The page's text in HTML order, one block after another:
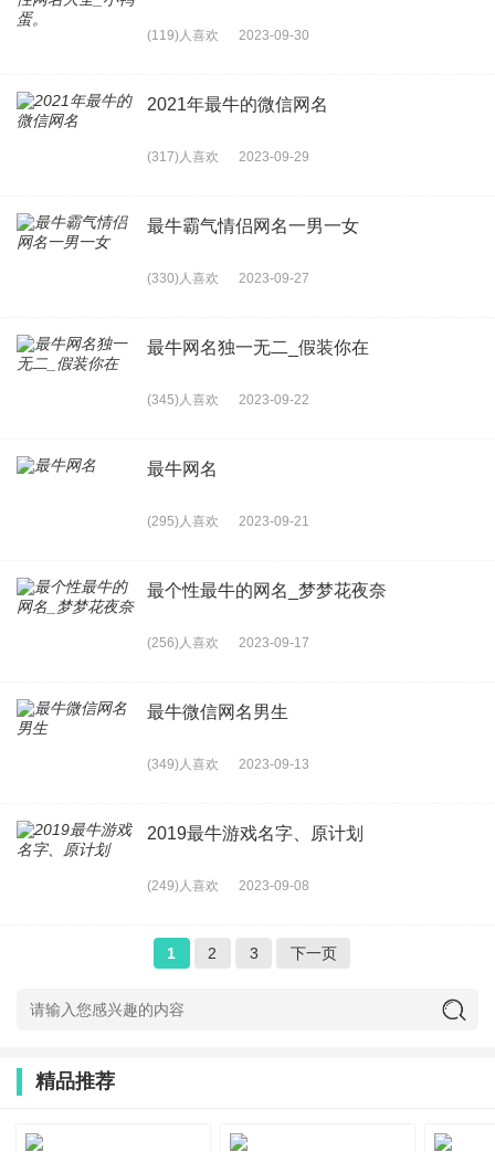
(119)人喜欢 2023-09-30
2021年最牛的微信网名
(317)人喜欢 2023-09-29
最牛霸气情侣网名一男一女
(330)人喜欢 2023-09-27
最牛网名独一无二_假装你在
(345)人喜欢 2023-09-22
最牛网名
(295)人喜欢 2023-09-21
最个性最牛的网名_梦梦花夜奈
(256)人喜欢 2023-09-17
最牛微信网名男生
(349)人喜欢 2023-09-13
2019最牛游戏名字、原计划
(249)人喜欢 2023-09-08
1 2 3 下一页
精品推荐